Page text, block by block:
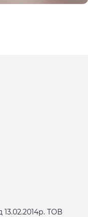
13.02.2014р. ТОВ